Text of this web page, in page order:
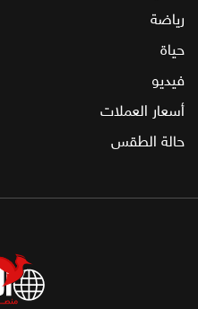
رياضة
حياة
فيديو
أسعار العملات
حالة الطقس